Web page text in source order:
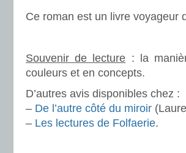
Ce roman est un livre voyageur
Souvenir de lecture : la
couleurs et en concepts.
D’autres avis disponibles chez :
– De l’autre côté du miroir
– Les lectures de Folfaerie.